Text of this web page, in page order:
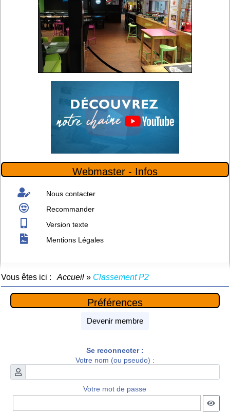
Webmaster - Infos
Nous contacter
Recommander
Version texte
Mentions Légales
Vous êtes ici : Accueil» Classement P2
Préférences
Devenir membre
Se reconnecter :
Votre nom (ou pseudo) :
Votre mot de passe